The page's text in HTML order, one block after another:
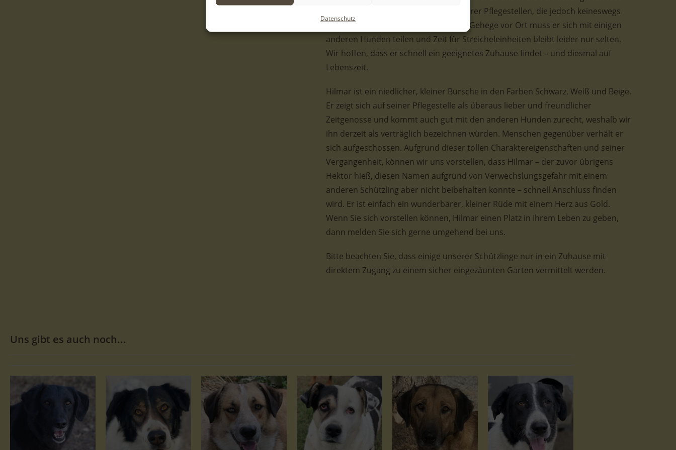
Datenschutz
Hilmar in Griechenland auf einer unserer Pflegestellen, die jedoch keineswegs
einem richtigen Zuhause gleicht. Sein Gehege vor Ort muss er sich mit einigen
anderen Hunden teilen und Zeit für Streicheleinheiten bleibt leider nur selten.
Wir hoffen, dass er schnell ein geeignetes Zuhause findet – und diesmal auf
Lebenszeit.
Hilmar ist ein niedlicher, kleiner Bursche in den Farben Schwarz, Weiß und Beige.
Er zeigt sich auf seiner Pflegestelle als überaus lieber und freundlicher
Zeitgenosse und kommt auch gut mit den anderen Hunden zurecht, weshalb wir
ihn derzeit als verträglich bezeichnen würden. Menschen gegenüber verhält er
sich aufgeschossen. Aufgrund dieser tollen Charaktereigenschaften und seiner
Vergangenheit, können wir uns vorstellen, dass Hilmar – der zuvor übrigens
Hektor hieß, diesen Namen aufgrund von Verwechslungsgefahr mit einem
anderen Schützling aber nicht beibehalten konnte – schnell Anschluss finden
wird. Er ist einfach ein wunderbarer, kleiner Rüde mit einem Herz aus Gold.
Wenn Sie sich vorstellen können, Hilmar einen Platz in Ihrem Leben zu geben,
dann melden Sie sich gerne umgehend bei uns.
Bitte beachten Sie, dass einige unserer Schützlinge nur in ein Zuhause mit
direktem Zugang zu einem sicher eingezäunten Garten vermittelt werden.
Uns gibt es auch noch...